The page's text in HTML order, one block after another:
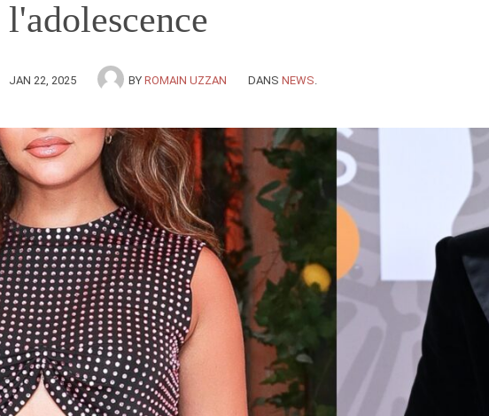
l'adolescence
JAN 22, 2025 BY ROMAIN UZZAN DANS NEWS